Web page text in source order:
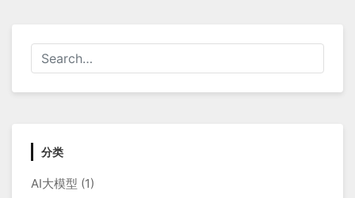
分类
AI大模型 (1)